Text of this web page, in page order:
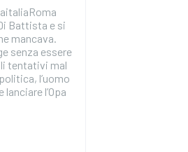
Battista e si
mancava.
senza essere
tentativi mal
l’uomo
l’Opa